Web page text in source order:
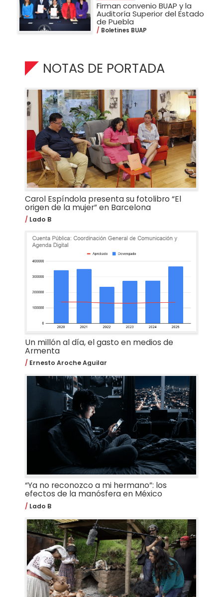
Firman convenio BUAP y la
Auditoría Superior del Estado
de Puebla
Boletines BUAP
NOTAS DE PORTADA
Carol Espíndola presenta su fotolibro “El
origen de la mujer” en Barcelona
Lado B
Un millón al día, el gasto en medios de
Armenta
Ernesto Aroche Aguilar
“Ya no reconozco a mi hermano”: los
efectos de la manósfera en México
Lado B